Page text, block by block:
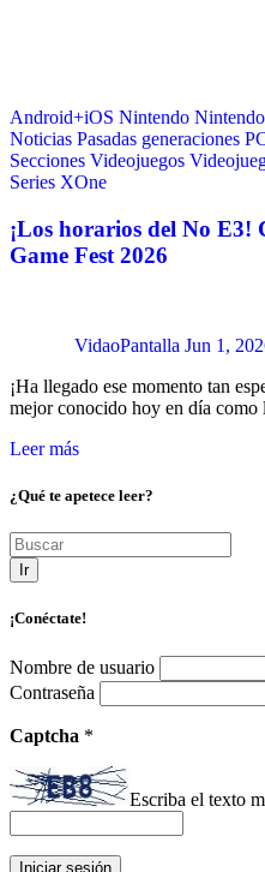
Android+iOS Nintendo
Noticias Pasadas generaciones
Secciones Videojuegos
Series XOne
¡Los horarios del No E3!
Game Fest 2026
VidaoPantalla Jun 1,
¡Ha llegado ese momento tan
mejor conocido hoy en día
Leer más
¿Qué te apetece leer?
Ir
¡Conéctate!
Nombre de usuario
Contraseña
Captcha *
Escriba el texto